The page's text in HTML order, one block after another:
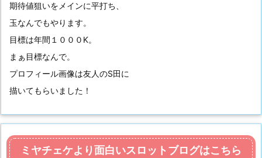
期待値狙いをメインに平打ち、
玉なんでもやります。
目標は年間１０００K。
まぁ目標なんで。
プロフィール画像は友人のS田に
描いてもらいました！
ミヤチェケより面白いスロットブログはこちら